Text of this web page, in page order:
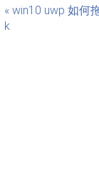
« win10 uwp 如何
k